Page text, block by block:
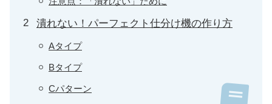
潰れない！パーフェクト仕分け機の作り方
Aタイプ
Bタイプ
Cパターン